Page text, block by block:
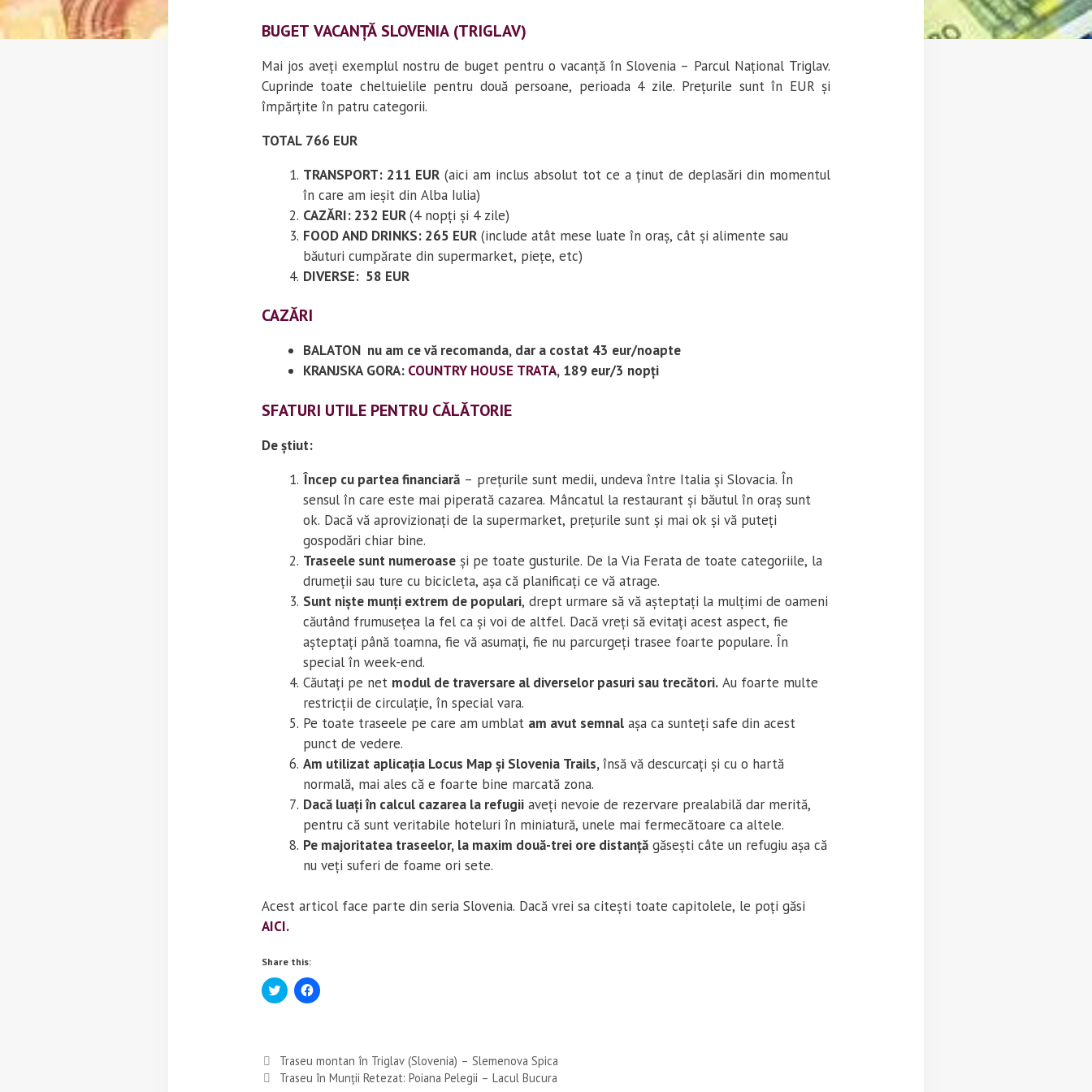
BUGET VACANȚĂ SLOVENIA (TRIGLAV)
Mai jos aveți exemplul nostru de buget pentru o vacanță în Slovenia – Parcul Național Triglav.
Cuprinde toate cheltuielile pentru două persoane, perioada 4 zile. Prețurile sunt în EUR și
împărțite în patru categorii.
TOTAL 766 EUR
TRANSPORT: 211 EUR (aici am inclus absolut tot ce a ținut de deplasări din momentul
în care am ieșit din Alba Iulia)
CAZĂRI: 232 EUR(4 nopți și 4 zile)
FOOD AND DRINKS: 265 EUR (include atât mese luate în oraș, cât și alimente sau
băuturi cumpărate din supermarket, piețe, etc)
DIVERSE: 58 EUR
CAZĂRI
BALATON nu am ce vă recomanda, dar a costat 43 eur/noapte
KRANJSKA GORA: COUNTRY HOUSE TRATA, 189 eur/3 nopți
SFATURI UTILE PENTRU CĂLĂTORIE
De știut:
Încep cu partea financiară – prețurile sunt medii, undeva între Italia și Slovacia. În
sensul în care este mai piperată cazarea. Mâncatul la restaurant și băutul în oraș sunt
ok. Dacă vă aprovizionați de la supermarket, prețurile sunt și mai ok și vă puteți
gospodări chiar bine.
Traseele sunt numeroase și pe toate gusturile. De la Via Ferata de toate categoriile, la
drumeții sau ture cu bicicleta, așa că planificați ce vă atrage.
Sunt niște munți extrem de populari, drept urmare să vă așteptați la mulțimi de oameni
căutând frumusețea la fel ca și voi de altfel. Dacă vreți să evitați acest aspect, fie
așteptați până toamna, fie vă asumați, fie nu parcurgeți trasee foarte populare. În
special în week-end.
Căutați pe net modul de traversare al diverselor pasuri sau trecători. Au foarte multe
restricții de circulație, în special vara.
Pe toate traseele pe care am umblat am avut semnal așa ca sunteți safe din acest
punct de vedere.
Am utilizat aplicația Locus Map și Slovenia Trails,însă vă descurcați și cu o hartă
normală, mai ales că e foarte bine marcată zona.
Dacă luați în calcul cazarea la refugii aveți nevoie de rezervare prealabilă dar merită,
pentru că sunt veritabile hoteluri în miniatură, unele mai fermecătoare ca altele.
Pe majoritatea traseelor, la maxim două-trei ore distanță găsești câte un refugiu așa că
nu veți suferi de foame ori sete.
Acest articol face parte din seria Slovenia. Dacă vrei sa citești toate capitolele, le poți găsi
AICI.
Share this:
C
l
s
h
a
C
l
s
h
a
Traseu montan în Triglav (Slovenia) – Slemenova Spica
Traseu în Munții Retezat: Poiana Pelegii – Lacul Bucura